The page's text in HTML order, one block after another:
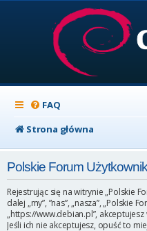
FAQ
Strona główna
Polskie Forum
Rejestrując się na witrynie „Polskie
dalej „my”, ”nas”, „nasza”, „Polskie
„https://www.debian.pl”,
Jeśli ich nie akceptujesz, opuść to